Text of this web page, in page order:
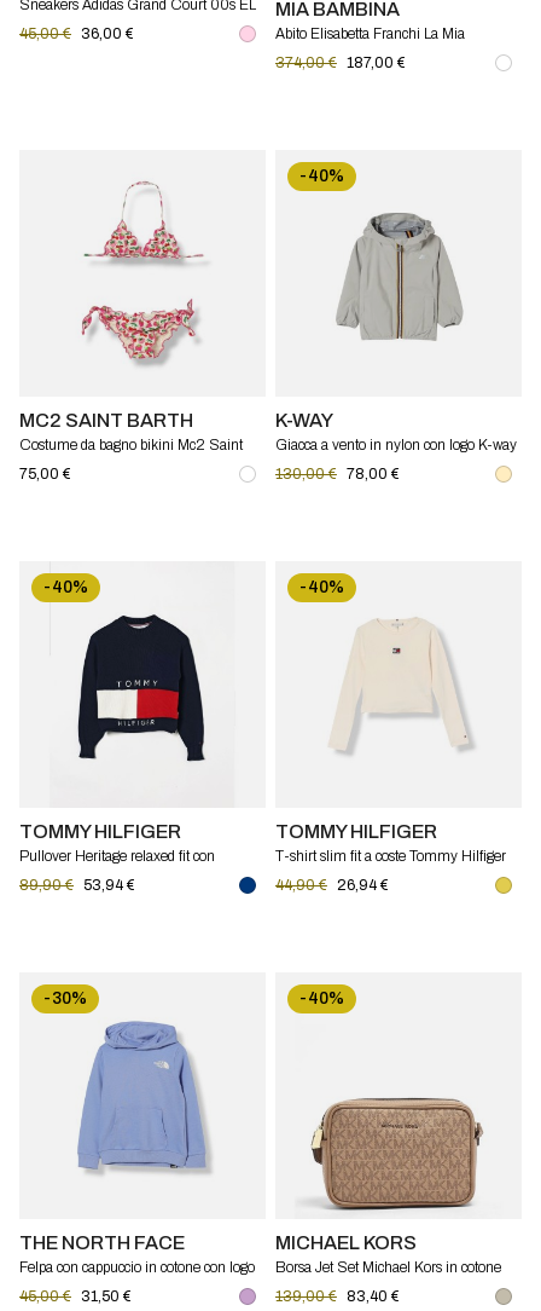
Sneakers Adidas Grand Court 00s EL
C
45,00 € 36,00 €
MIA BAMBINA
Abito Elisabetta Franchi La Mia
Bambina in jersey stampato
374,00 € 187,00 €
MC2 SAINT BARTH
Costume da bagno bikini Mc2 Saint
Barth
75,00 €
-40%
K-WAY
Giacca a vento in nylon con logo K-way
P. Lily Stretch Dot bambino
130,00 € 78,00 €
-40%
TOMMY HILFIGER
Pullover Heritage relaxed fit con
bandiera Tommy Hilfiger
89,90 € 53,94 €
-40%
TOMMY HILFIGER
T-shirt slim fit a coste Tommy Hilfiger
44,90 € 26,94 €
-30%
THE NORTH FACE
Felpa con cappuccio in cotone con logo
The North Face bambino
45,00 € 31,50 €
-40%
MICHAEL KORS
Borsa Jet Set Michael Kors in cotone
spalmato a grana con monogram MK
stampato
139,00 € 83,40 €